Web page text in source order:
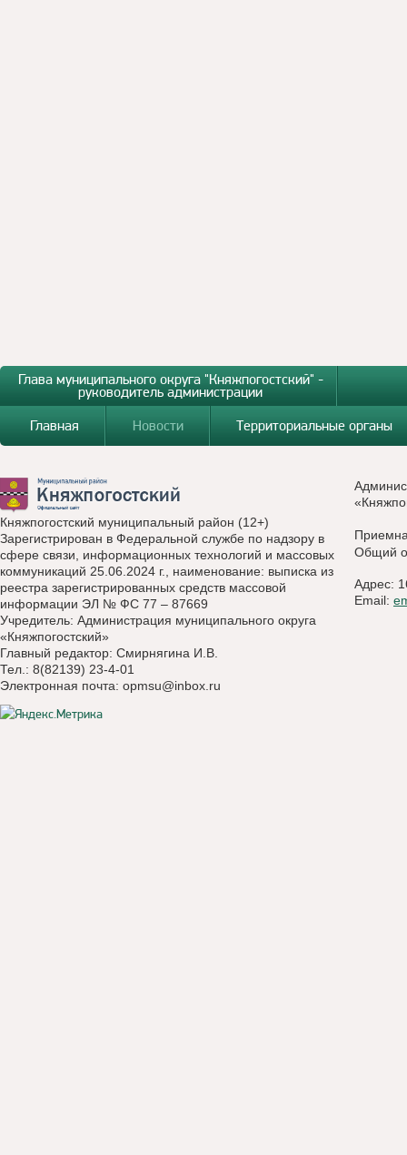
Глава муниципального округа "Княжпогостский" -
руководитель администрации
Главная
Новости Территориальные органы
Княжпогостский муниципальный район (12+)
Зарегистрирован в Федеральной службе по надзору в
сфере связи, информационных технологий и массовых
коммуникаций 25.06.2024 г., наименование: выписка из
реестра зарегистрированных средств массовой
информации ЭЛ № ФС 77 – 87669
Учредитель: Администрация муниципального округа
«Княжпогостский»
Главный редактор: Смирнягина И.В.
Тел.: 8(82139) 23-4-01
Электронная почта: opmsu@inbox.ru
Общий
Адрес:
Email: